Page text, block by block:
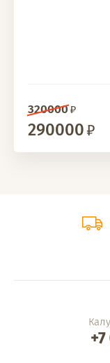
320000
290000